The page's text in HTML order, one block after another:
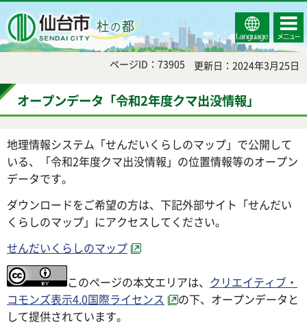
Select
Language
コンテ
ンツメ
ニュー
ページID：73905 更新日：2024年3月25日
オープンデータ「令和2年度クマ出没情報」
地理情報システム「せんだいくらしのマップ」で公開して
いる、「令和2年度クマ出没情報」の位置情報等のオープン
データです。
ダウンロードをご希望の方は、下記外部サイト「せんだい
くらしのマップ」にアクセスしてください。
せんだいくらしのマップ
このページの本文エリアは、 クリエイティブ・
コモンズ表示4.0国際ライセンス
の下、オープンデータと
して提供されています。